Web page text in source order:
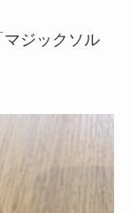
マジックソル